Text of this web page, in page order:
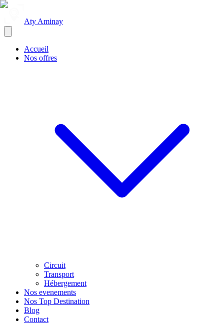
Aty Aminay
Accueil
Nos offres
Circuit
Transport
Hébergement
Nos evenements
Nos Top Destination
Blog
Contact